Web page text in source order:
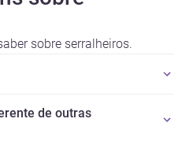
sobre serralheiros.
de outras